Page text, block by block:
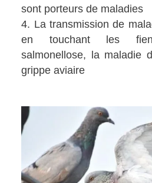
sont porteurs de maladies
La transmission de
en touchant les
salmonellose, la maladie
grippe aviaire